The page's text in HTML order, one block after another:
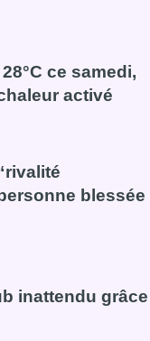
ce samedi,
activé
28°C ce samedi,
blessée
“rivalité
inattendu grâce